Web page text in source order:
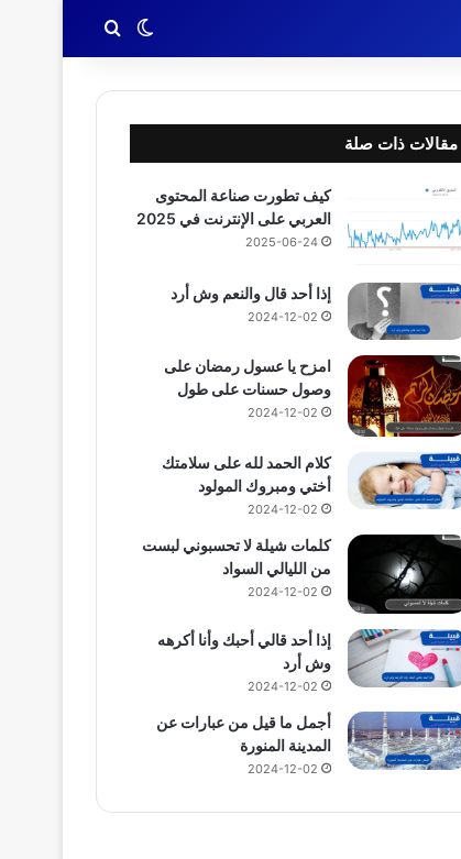
الوضع المظلم
بحث عن
مقالات ذات صلة
كيف تطورت صناعة المحتوى
العربي على الإنترنت في 2025
2025-06-24
إذا أحد قال والنعم وش أرد
2024-12-02
امزح يا عسول رمضان على
وصول حسنات على طول
2024-12-02
كلام الحمد لله على سلامتك
أختي ومبروك المولود
2024-12-02
كلمات شيلة لا تحسبوني لبست
من الليالي السواد
2024-12-02
إذا أحد قالي أحبك وأنا أكرهه
وش أرد
2024-12-02
أجمل ما قيل من عبارات عن
المدينة المنورة
2024-12-02